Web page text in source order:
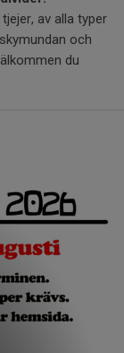
av alla typer
och
du